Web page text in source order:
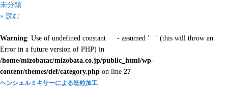
未分類
» 読む
Warning: Use of undefined constant - assumed ' ' (this will throw an
Error in a future version of PHP) in
/home/mizobatac/mizobata.co.jp/public_html/wp-
content/themes/def/category.php on line 27
ヘンシェルミキサーによる造粒加工